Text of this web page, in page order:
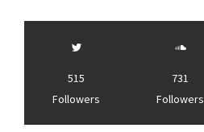
515
Followers
731
Followers